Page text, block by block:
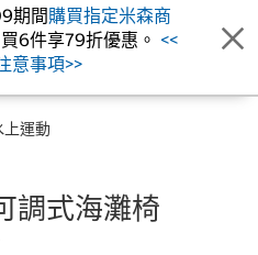
期間購買指定米森商
6件享79折優惠。 <<
意事項>>
上運動
調式海灘椅